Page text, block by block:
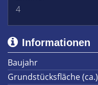
4
Informationen
Baujahr
Grundstücksfläche (ca.)